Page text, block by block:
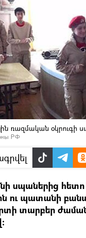
ռազմական օկրուգի
РФ
սպաներից հետո
ու պատանի
տարբեր